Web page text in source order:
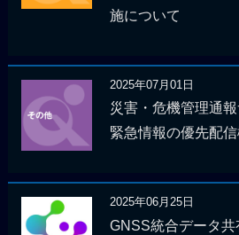
施について
2025年07月01日
災害・危機管理通
緊急情報の優先配
2025年06月25日
GNSS統合データ共